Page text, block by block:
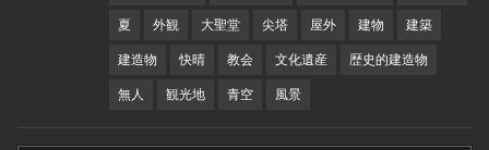
夏 外観 大聖堂 尖塔 屋外 建物 建築
建造物 快晴 教会 文化遺産 歴史的建造物
無人 観光地 青空 風景